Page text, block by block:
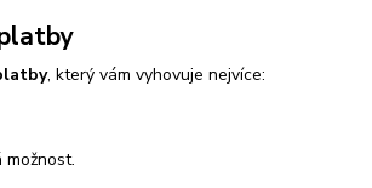
, který vám vyhovuje nejvíce: